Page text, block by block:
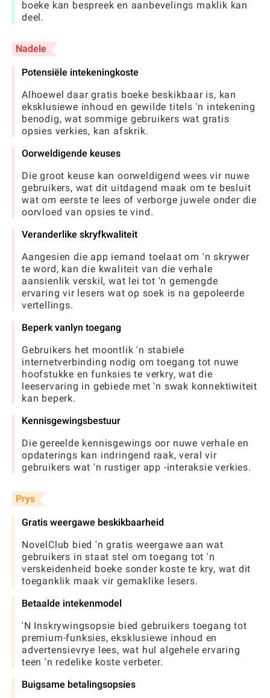
boeke kan bespreek en aanbevelings maklik kan
deel.
Nadele
Potensiële intekeningkoste
Alhoewel daar gratis boeke beskikbaar is, kan
eksklusiewe inhoud en gewilde titels 'n intekening
benodig, wat sommige gebruikers wat gratis
opsies verkies, kan afskrik.
Oorweldigende keuses
Die groot keuse kan oorweldigend wees vir nuwe
gebruikers, wat dit uitdagend maak om te besluit
wat om eerste te lees of verborge juwele onder die
oorvloed van opsies te vind.
Veranderlike skryfkwaliteit
Aangesien die app iemand toelaat om 'n skrywer
te word, kan die kwaliteit van die verhale
aansienlik verskil, wat lei tot 'n gemengde
ervaring vir lesers wat op soek is na gepoleerde
vertellings.
Beperk vanlyn toegang
Gebruikers het moontlik 'n stabiele
internetverbinding nodig om toegang tot nuwe
hoofstukke en funksies te verkry, wat die
leeservaring in gebiede met 'n swak konnektiwiteit
kan beperk.
Kennisgewingsbestuur
Die gereelde kennisgewings oor nuwe verhale en
opdaterings kan indringend raak, veral vir
gebruikers wat 'n rustiger app -interaksie verkies.
Prys
Gratis weergawe beskikbaarheid
NovelClub bied 'n gratis weergawe aan wat
gebruikers in staat stel om toegang tot 'n
verskeidenheid boeke sonder koste te kry, wat dit
toeganklik maak vir gemaklike lesers.
Betaalde intekenmodel
'N Inskrywingsopsie bied gebruikers toegang tot
premium-funksies, eksklusiewe inhoud en
advertensievrye lees, wat hul algehele ervaring
teen 'n redelike koste verbeter.
Buigsame betalingsopsies